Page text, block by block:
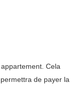
Cela
de payer la